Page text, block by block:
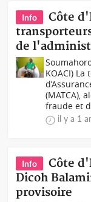
Info
Côte
de
KOACI)
(MATCA),
fraude et
il y a 1
Info
Côte
Dicoh
provisoire